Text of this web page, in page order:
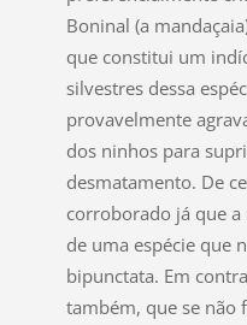
Boninal (a
que constitui um
silvestres dessa
provavelmente
dos ninhos para
desmatamento. De
corroborado já que
de uma espécie que
bipunctata. Em
também, que se não